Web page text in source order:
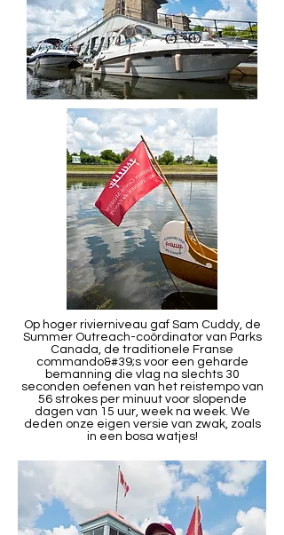
Op hoger rivierniveau gaf Sam Cuddy, de
Summer Outreach-coördinator van Parks
Canada, de traditionele Franse
commando&#39;s voor een geharde
bemanning die vlag na slechts 30
seconden oefenen van het reistempo van
56 strokes per minuut voor slopende
dagen van 15 uur, week na week. We
deden onze eigen versie van zwak, zoals
in een bosa watjes!